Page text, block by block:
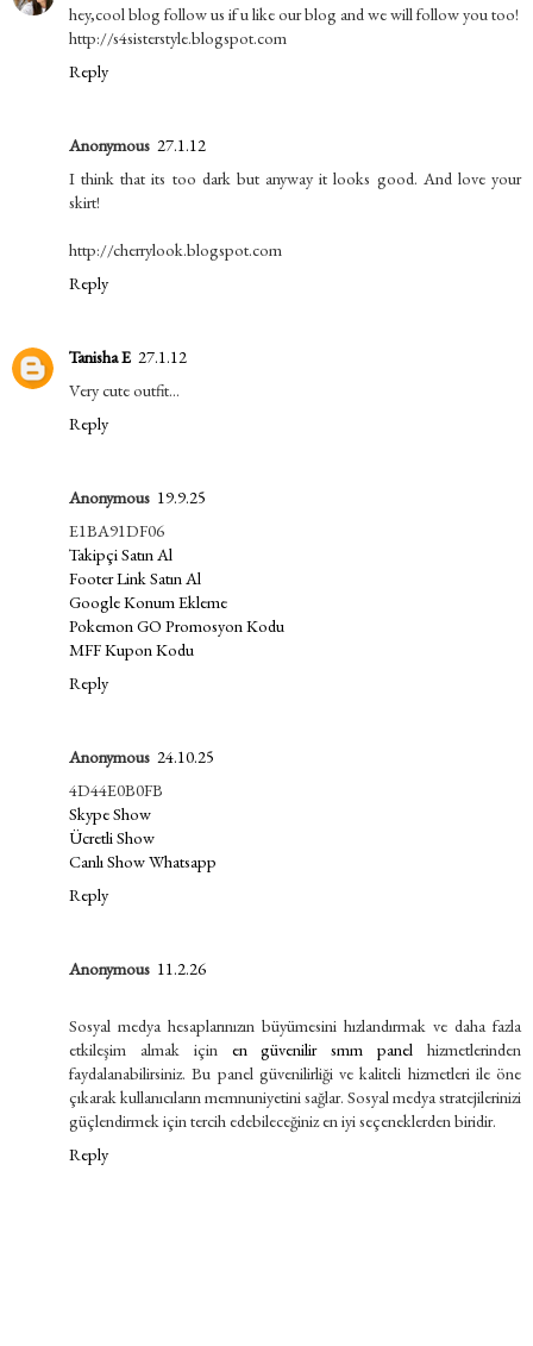
hey,cool blog follow us if u like our blog and we will follow you too!
http://s4sisterstyle.blogspot.com
Reply
Anonymous 27.1.12
I think that its too dark but anyway it looks good. And love your
skirt!
http://cherrylook.blogspot.com
Reply
Tanisha E 27.1.12
Very cute outfit...
Reply
Anonymous 19.9.25
E1BA91DF06
Takipçi Satın Al
Footer Link Satın Al
Google Konum Ekleme
Pokemon GO Promosyon Kodu
MFF Kupon Kodu
Reply
Anonymous 24.10.25
4D44E0B0FB
Skype Show
Ücretli Show
Canlı Show Whatsapp
Reply
Anonymous 11.2.26
Sosyal medya hesaplarınızın büyümesini hızlandırmak ve daha fazla
etkileşim almak için en güvenilir smm panel hizmetlerinden
faydalanabilirsiniz. Bu panel güvenilirliği ve kaliteli hizmetleri ile öne
çıkarak kullanıcıların memnuniyetini sağlar. Sosyal medya stratejilerinizi
güçlendirmek için tercih edebileceğiniz en iyi seçeneklerden biridir.
Reply